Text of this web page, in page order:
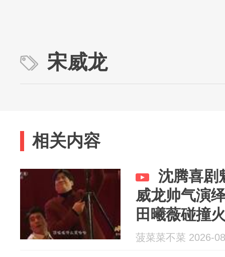
宋威龙
相关内容
沈腾喜剧
威龙帅气演
田曦薇碰撞
菠菜菜不菜 2026-